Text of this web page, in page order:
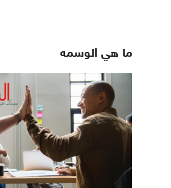
ما هي الوسمه